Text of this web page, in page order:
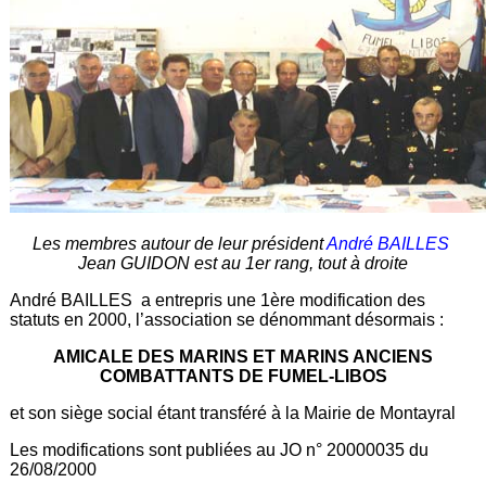
Les membres autour de leur présidentAndré BAILLES
Jean GUIDON est au 1er rang, tout à droite
André BAILLES a entrepris une 1ère modification des
statuts en 2000, l’association se dénommant désormais :
AMICALE DES MARINS ET MARINS ANCIENS
COMBATTANTS DE FUMEL-LIBOS
et son siège social étant transféré à la Mairie de Montayral
Les modifications sont publiées au JO n° 20000035 du
26/08/2000